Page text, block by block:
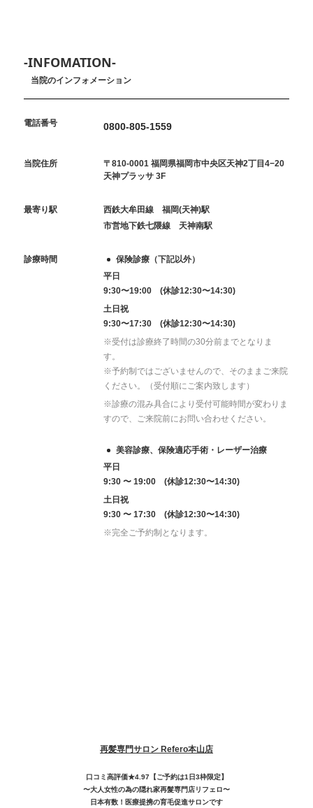
-INFOMATION-
当院のインフォメーション
電話番号 0800-805-1559
当院住所
〒810-0001 福岡県福岡市中央区天神2丁目4−20
天神プラッサ 3F
最寄り駅
西鉄大牟田線 福岡(天神)駅
市営地下鉄七隈線 天神南駅
診療時間
保険診療（下記以外）
平日
9:30〜19:00 (休診12:30〜14:30)
土日祝
9:30〜17:30 (休診12:30〜14:30)
※受付は診療終了時間の30分前までとなりま
す。
※予約制ではございませんので、そのままご来院
ください。（受付順にご案内致します）
※診療の混み具合により受付可能時間が変わりま
すので、ご来院前にお問い合わせください。
美容診療、保険適応手術・レーザー治療
平日
9:30 〜 19:00 (休診12:30〜14:30)
土日祝
9:30 〜 17:30 (休診12:30〜14:30)
※完全ご予約制となります。
再髪専門サロン Refero本山店
口コミ高評価★4.97【ご予約は1日3枠限定】
〜大人女性の為の隠れ家再髮専門店リフェロ〜
日本有数！医療提携の育毛促進サロンです